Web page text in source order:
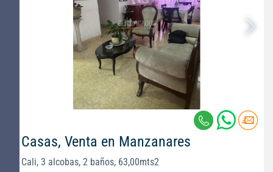
Casas, Venta en Manzanares
Cali, 3 alcobas, 2 baños, 63,00mts2